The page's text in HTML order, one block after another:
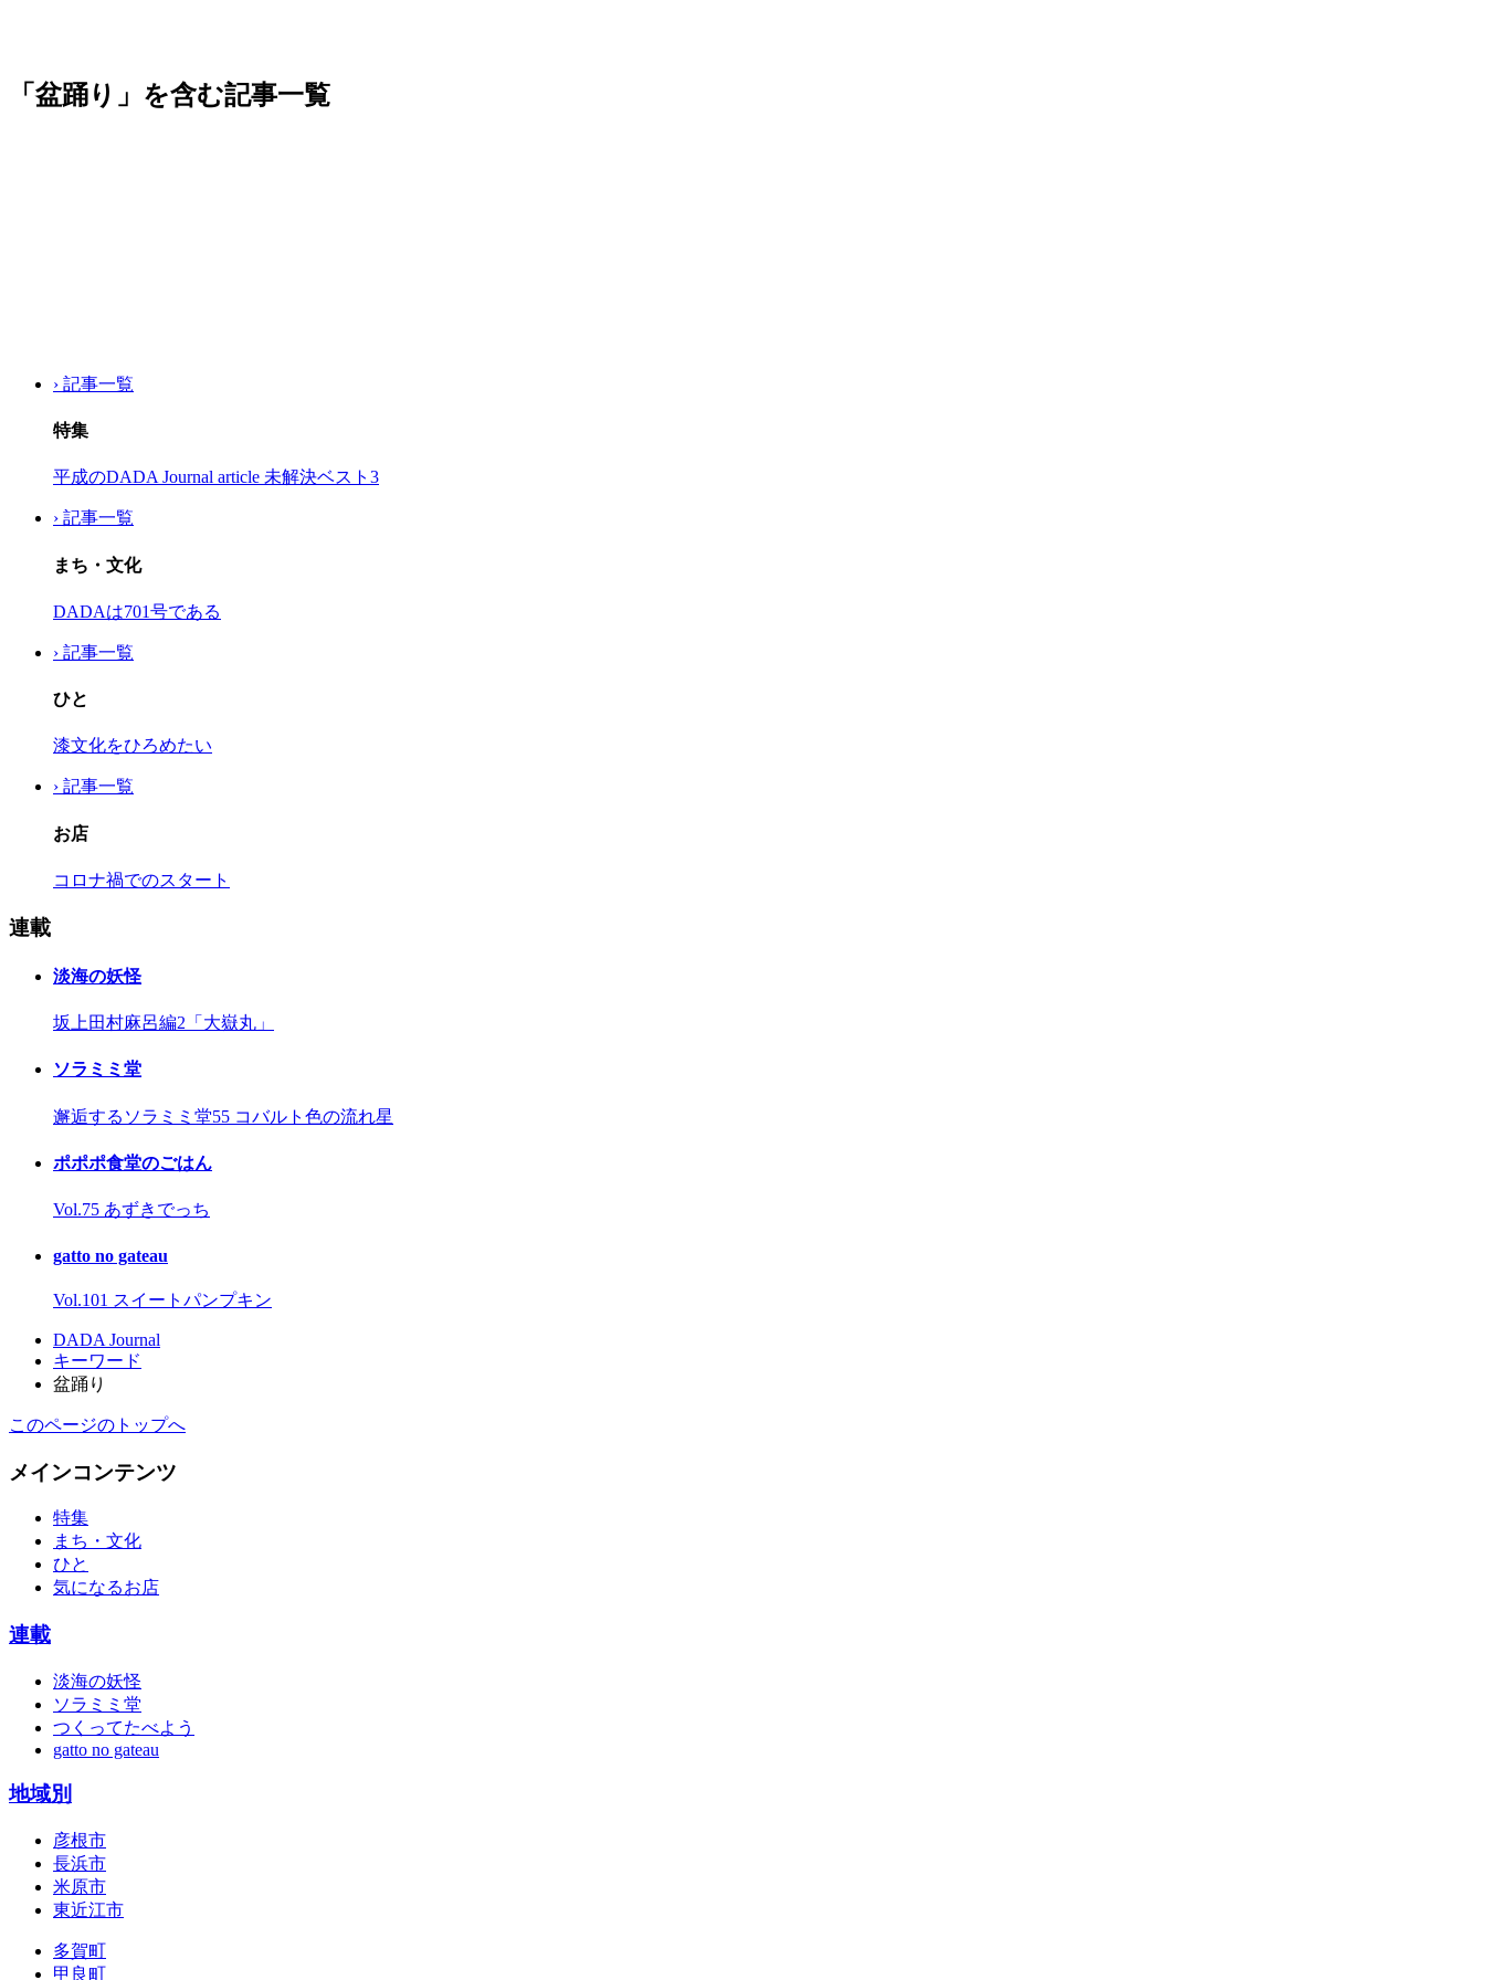
「盆踊り」を含む記事一覧
› 記事一覧
特集
平成のDADA Journal article 未解決ベスト3
› 記事一覧
まち・文化
DADAは701号である
› 記事一覧
ひと
漆文化をひろめたい
› 記事一覧
お店
コロナ禍でのスタート
連載
淡海の妖怪
坂上田村麻呂編2「大嶽丸」
ソラミミ堂
邂逅するソラミミ堂55 コバルト色の流れ星
ポポポ食堂のごはん
Vol.75 あずきでっち
gatto no gateau
Vol.101 スイートパンプキン
DADA Journal
キーワード
盆踊り
このページのトップへ
メインコンテンツ
特集
まち・文化
ひと
気になるお店
連載
淡海の妖怪
ソラミミ堂
つくってたべよう
gatto no gateau
地域別
彦根市
長浜市
米原市
東近江市
多賀町
甲良町